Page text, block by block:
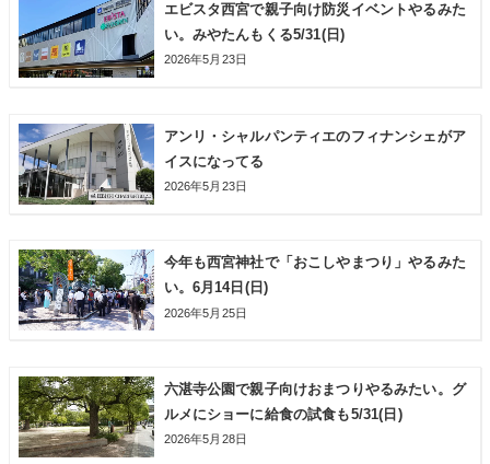
エビスタ西宮で親子向け防災イベントやるみた
い。みやたんもくる5/31(日)
2026年5月23日
アンリ・シャルパンティエのフィナンシェがア
イスになってる
2026年5月23日
今年も西宮神社で「おこしやまつり」やるみた
い。6月14日(日)
2026年5月25日
六湛寺公園で親子向けおまつりやるみたい。グ
ルメにショーに給食の試食も5/31(日)
2026年5月28日